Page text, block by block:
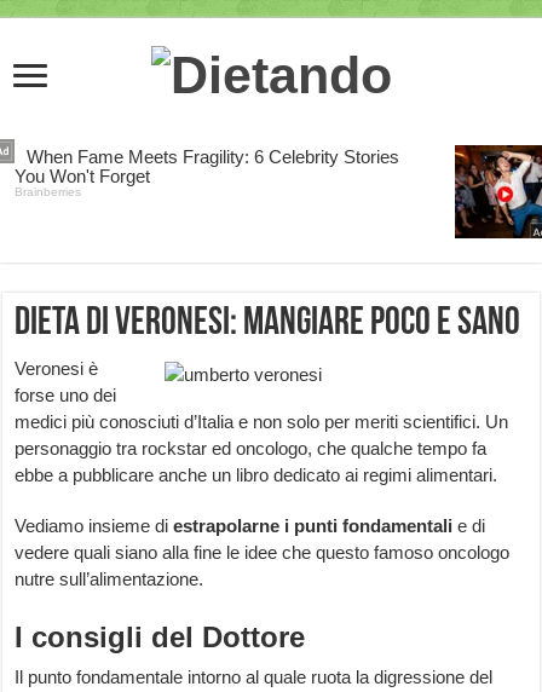
Dieta di Veronesi: mangiare poco e sano
Veronesi è
forse uno dei
medici più conosciuti d’Italia e non solo per meriti scientifici. Un
personaggio tra rockstar ed oncologo, che qualche tempo fa
ebbe a pubblicare anche un libro dedicato ai regimi alimentari.
Vediamo insieme di estrapolarne i punti fondamentali e di
vedere quali siano alla fine le idee che questo famoso oncologo
nutre sull’alimentazione.
I consigli del Dottore
Il punto fondamentale intorno al quale ruota la digressione del